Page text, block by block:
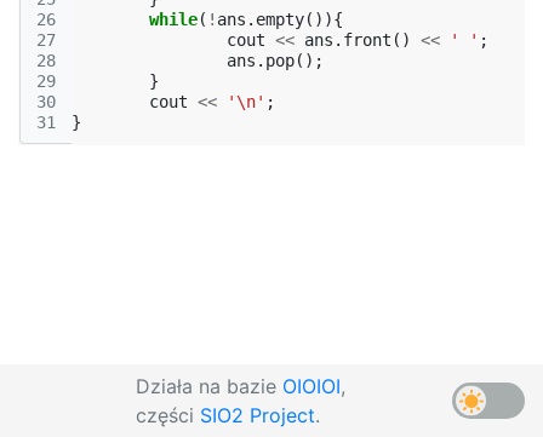
26
27
28
29
30
31
while( ! ans . empty()){
cout << ans . front () << ' ' ;
ans . pop();
}
cout << '\n' ;
}
Działa na bazie OIOIOI,
części SIO2 Project.